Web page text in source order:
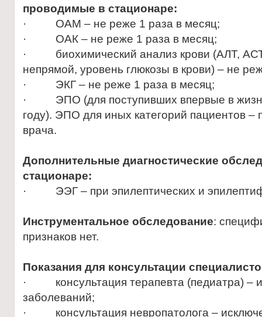
проводимые в стационаре:
· ОАМ – не реже 1 раза в месяц;
· ОАК – не реже 1 раза в месяц;
· биохимический анализ крови (АЛТ,
непрямой, уровень глюкозы в крови) – не
· ЭКГ – не реже 1 раза в месяц;
· ЭПО (для поступивших впервые в
году). ЭПО для иных категорий пациентов
врача.
Дополнительные диагностические
стационаре:
· ЭЭГ – при эпилептических и
Инструментальное обследование:
признаков нет.
Показания для консультации
· консультация терапевта (педиатра) –
заболеваний;
· консультация невропатолога –